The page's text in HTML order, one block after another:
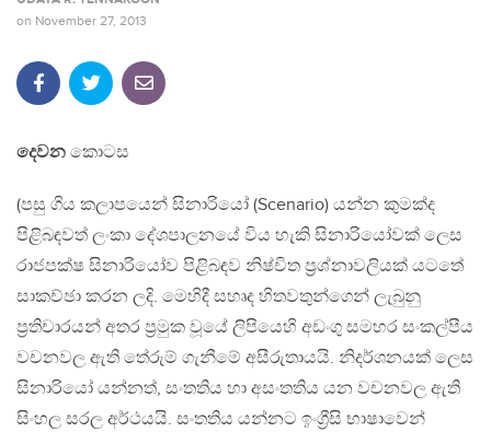
on November 27, 2013
දෙවන කොටස
(පසු ගිය කලාපයෙන් සිනාරියෝ (Scenario) යන්න කුමක්ද
පිළිබඳවත් ලංකා දේශපාලනයේ විය හැකි සිනාරියෝවක් ලෙස
රාජපක්ෂ සිනාරියෝව පිළිබඳව නිෂ්චිත ප්‍රශ්නාවලියක් යටතේ
සාකච්ඡා කරන ලදි. මෙහිදී සහෘද හිතවතුන්ගෙන් ලැබුනු
ප්‍රතිචාරයන් අතර ප්‍රමුක වූයේ ලිපියෙහි අඩංගු සමහර සංකල්පීය
වචනවල ඇති තේරුම් ගැනීමේ අසීරුතායයි. නිදර්ශනයක් ලෙස
සිනාරියෝ යන්නත්, සංතතිය හා අසංතතිය යන වචනවල ඇති
සිංහල සරල අර්ථයයි. සංතතිය යන්නට ඉංග්‍රීසි භාෂාවෙන්